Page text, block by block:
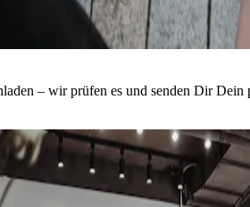
– wir prüfen es und senden Dir